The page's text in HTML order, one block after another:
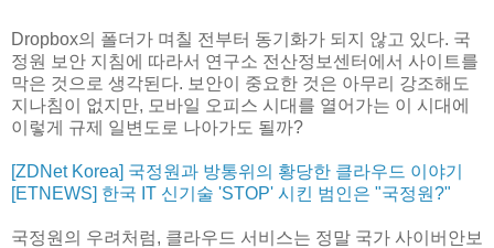
Dropbox의 폴더가 며칠 전부터 동기화가 되지 않고 있다. 국
정원 보안 지침에 따라서 연구소 전산정보센터에서 사이트를
막은 것으로 생각된다. 보안이 중요한 것은 아무리 강조해도
지나침이 없지만, 모바일 오피스 시대를 열어가는 이 시대에
이렇게 규제 일변도로 나아가도 될까?
[ZDNet Korea] 국정원과 방통위의 황당한 클라우드 이야기
[ETNEWS] 한국 IT 신기술 'STOP' 시킨 범인은 "국정원?"
국정원의 우려처럼, 클라우드 서비스는 정말 국가 사이버안보